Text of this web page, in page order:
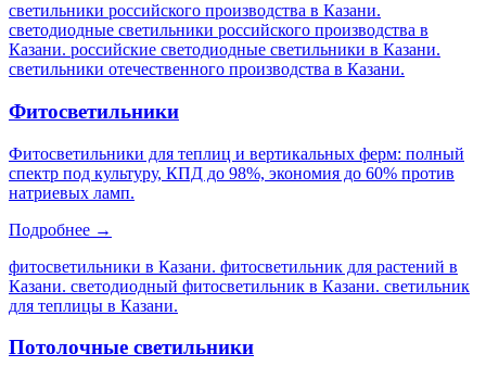
светильники российского производства в Казани.
светодиодные светильники российского производства в
Казани. российские светодиодные светильники в Казани.
светильники отечественного производства в Казани.
Фитосветильники
Фитосветильники для теплиц и вертикальных ферм: полный
спектр под культуру, КПД до 98%, экономия до 60% против
натриевых ламп.
Подробнее →
фитосветильники в Казани. фитосветильник для растений в
Казани. светодиодный фитосветильник в Казани. светильник
для теплицы в Казани.
Потолочные светильники